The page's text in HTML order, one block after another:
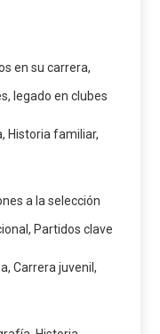
en su carrera,
legado en clubes
Historia familiar,
a la selección
Partidos clave
Carrera juvenil,